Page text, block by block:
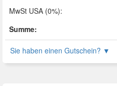
MwSt USA (0%):
Summe:
Sie haben einen Gutschein? ▼